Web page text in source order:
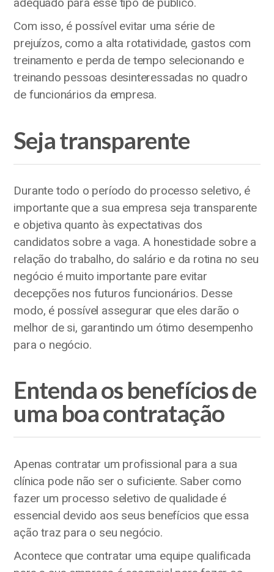
adequado para esse tipo de público.
Com isso, é possível evitar uma série de
prejuízos, como a alta rotatividade, gastos com
treinamento e perda de tempo selecionando e
treinando pessoas desinteressadas no quadro
de funcionários da empresa.
Seja transparente
Durante todo o período do processo seletivo, é
importante que a sua empresa seja transparente
e objetiva quanto às expectativas dos
candidatos sobre a vaga. A honestidade sobre a
relação do trabalho, do salário e da rotina no seu
negócio é muito importante pare evitar
decepções nos futuros funcionários. Desse
modo, é possível assegurar que eles darão o
melhor de si, garantindo um ótimo desempenho
para o negócio.
Entenda os benefícios de
uma boa contratação
Apenas contratar um profissional para a sua
clínica pode não ser o suficiente. Saber como
fazer um processo seletivo de qualidade é
essencial devido aos seus benefícios que essa
ação traz para o seu negócio.
Acontece que contratar uma equipe qualificada